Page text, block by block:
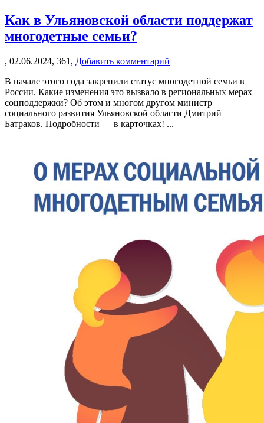
Как в Ульяновской области поддержат
многодетные семьи?
, 02.06.2024, 361, Добавить комментарий
В начале этого года закрепили статус многодетной семьи в
России. Какие изменения это вызвало в региональных мерах
соцподдержки? Об этом и многом другом министр
социального развития Ульяновской области Дмитрий
Батраков. Подробности — в карточках! ...